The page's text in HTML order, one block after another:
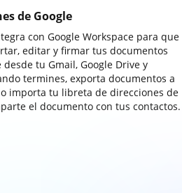
de Google
con Google Workspace para que
editar y firmar tus documentos
tu Gmail, Google Drive y
termines, exporta documentos a
o importa tu libreta de direcciones de
el documento con tus contactos.